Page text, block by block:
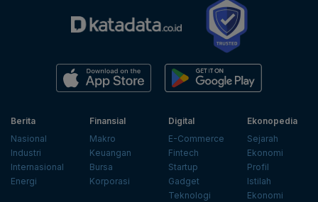
Berita
Nasional
Industri
Internasional
Energi
Finansial
Makro
Keuangan
Bursa
Korporasi
Digital
E-Commerce
Fintech
Startup
Gadget
Teknologi
Ekonopedia
Sejarah
Ekonomi
Profil
Istilah
Ekonomi